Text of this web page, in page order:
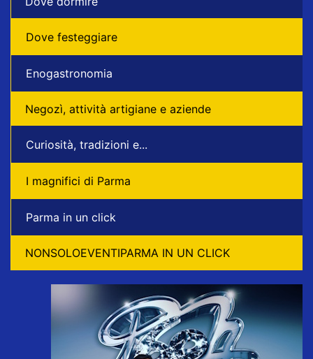
Dove festeggiare
Enogastronomia
Negozì, attività artigiane e aziende
Curiosità, tradizioni e...
I magnifici di Parma
Parma in un click
NONSOLOEVENTIPARMA IN UN CLICK